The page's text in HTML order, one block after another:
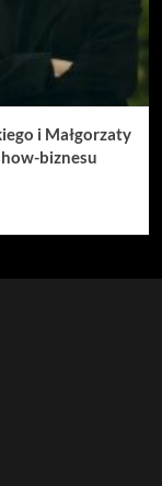
i Małgorzaty
biznesu